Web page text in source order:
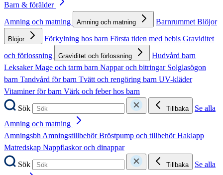
Barn & förälder
Amning och matning
Amning och matning BarnrummetBlöjor
Blöjor Förkylning hos barn Första tiden med bebis Graviditet
och förlossning
Graviditet och förlossning
Hudvård barn
LeksakerMage och tarm barn Nappar och bitringar Solglasögon
barn Tandvård för barn Tvätt och rengöring barn UV-kläder
Vitaminer för barn Värk och feber hos barn
Sök
Tillbaka
Se alla
Amning och matning
AmningsbhAmningstillbehörBröstpump och tillbehörHaklapp
Matredskap Nappflaskor och dinappar
Sök
Tillbaka
Se alla